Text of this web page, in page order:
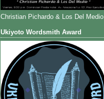
Christian Pichardo & Los Del Medio
Ukiyoto Wordsmith Award